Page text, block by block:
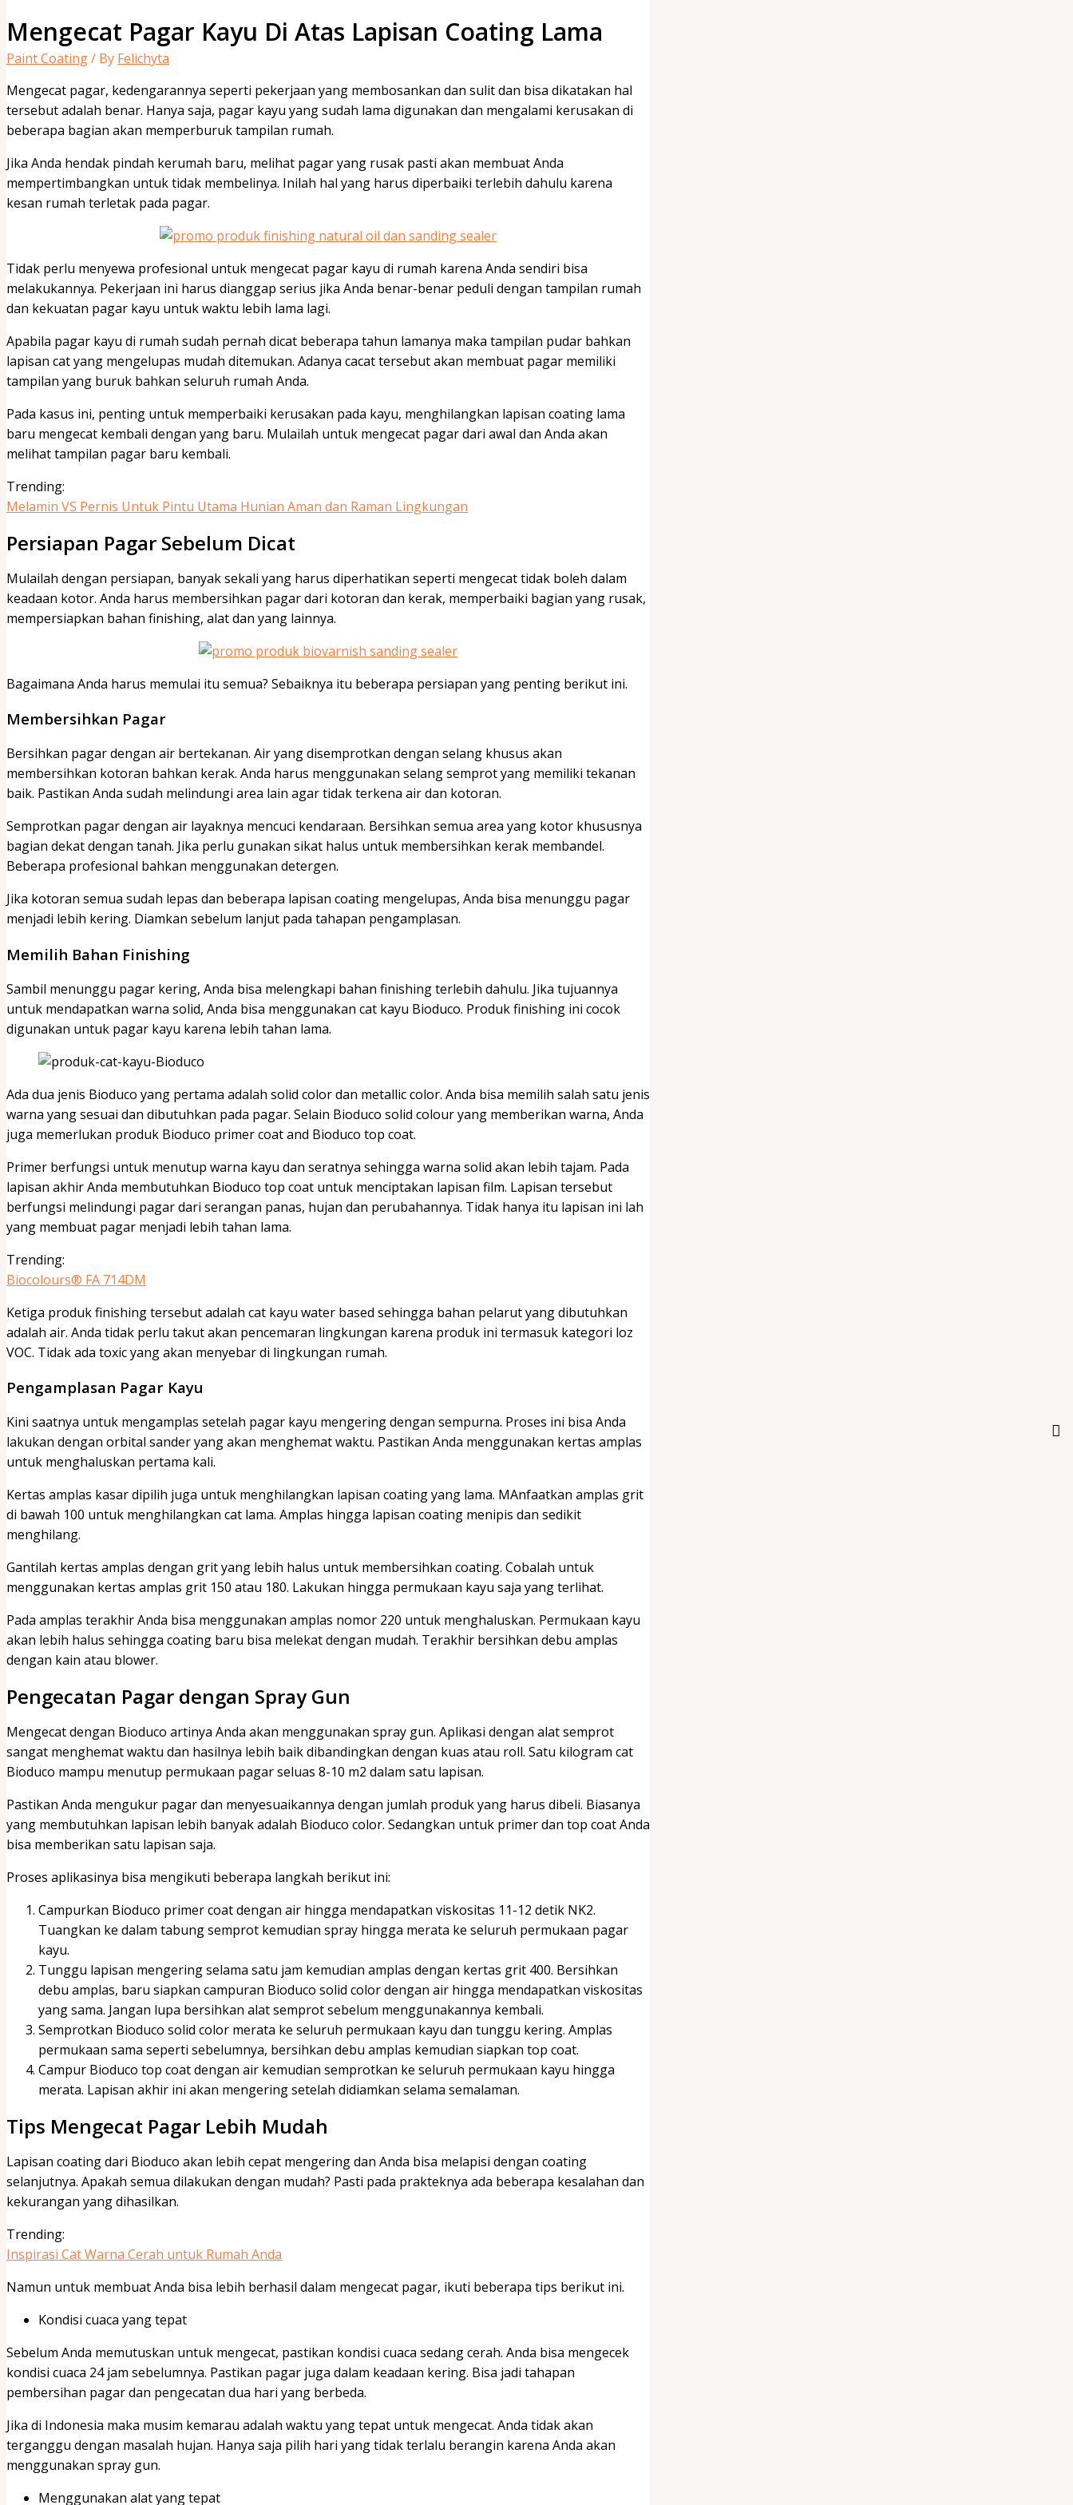
Mengecat Pagar Kayu Di Atas Lapisan Coating Lama
Paint Coating/ By Felichyta
Mengecat pagar, kedengarannya seperti pekerjaan yang membosankan dan sulit dan bisa dikatakan hal
tersebut adalah benar. Hanya saja, pagar kayu yang sudah lama digunakan dan mengalami kerusakan di
beberapa bagian akan memperburuk tampilan rumah.
Jika Anda hendak pindah kerumah baru, melihat pagar yang rusak pasti akan membuat Anda
mempertimbangkan untuk tidak membelinya. Inilah hal yang harus diperbaiki terlebih dahulu karena
kesan rumah terletak pada pagar.
Tidak perlu menyewa profesional untuk mengecat pagar kayu di rumah karena Anda sendiri bisa
melakukannya. Pekerjaan ini harus dianggap serius jika Anda benar-benar peduli dengan tampilan rumah
dan kekuatan pagar kayu untuk waktu lebih lama lagi.
Apabila pagar kayu di rumah sudah pernah dicat beberapa tahun lamanya maka tampilan pudar bahkan
lapisan cat yang mengelupas mudah ditemukan. Adanya cacat tersebut akan membuat pagar memiliki
tampilan yang buruk bahkan seluruh rumah Anda.
Pada kasus ini, penting untuk memperbaiki kerusakan pada kayu, menghilangkan lapisan coating lama
baru mengecat kembali dengan yang baru. Mulailah untuk mengecat pagar dari awal dan Anda akan
melihat tampilan pagar baru kembali.
Trending:
Melamin VS Pernis Untuk Pintu Utama Hunian Aman dan Raman Lingkungan
Persiapan Pagar Sebelum Dicat
Mulailah dengan persiapan, banyak sekali yang harus diperhatikan seperti mengecat tidak boleh dalam
keadaan kotor. Anda harus membersihkan pagar dari kotoran dan kerak, memperbaiki bagian yang rusak,
mempersiapkan bahan finishing, alat dan yang lainnya.
Bagaimana Anda harus memulai itu semua? Sebaiknya itu beberapa persiapan yang penting berikut ini.
Membersihkan Pagar
Bersihkan pagar dengan air bertekanan. Air yang disemprotkan dengan selang khusus akan
membersihkan kotoran bahkan kerak. Anda harus menggunakan selang semprot yang memiliki tekanan
baik. Pastikan Anda sudah melindungi area lain agar tidak terkena air dan kotoran.
Semprotkan pagar dengan air layaknya mencuci kendaraan. Bersihkan semua area yang kotor khususnya
bagian dekat dengan tanah. Jika perlu gunakan sikat halus untuk membersihkan kerak membandel.
Beberapa profesional bahkan menggunakan detergen.
Jika kotoran semua sudah lepas dan beberapa lapisan coating mengelupas, Anda bisa menunggu pagar
menjadi lebih kering. Diamkan sebelum lanjut pada tahapan pengamplasan.
Memilih Bahan Finishing
Sambil menunggu pagar kering, Anda bisa melengkapi bahan finishing terlebih dahulu. Jika tujuannya
untuk mendapatkan warna solid, Anda bisa menggunakan cat kayu Bioduco. Produk finishing ini cocok
digunakan untuk pagar kayu karena lebih tahan lama.
Ada dua jenis Bioduco yang pertama adalah solid color dan metallic color. Anda bisa memilih salah satu jenis
warna yang sesuai dan dibutuhkan pada pagar. Selain Bioduco solid colour yang memberikan warna, Anda
juga memerlukan produk Bioduco primer coat and Bioduco top coat.
Primer berfungsi untuk menutup warna kayu dan seratnya sehingga warna solid akan lebih tajam. Pada
lapisan akhir Anda membutuhkan Bioduco top coat untuk menciptakan lapisan film. Lapisan tersebut
berfungsi melindungi pagar dari serangan panas, hujan dan perubahannya. Tidak hanya itu lapisan ini lah
yang membuat pagar menjadi lebih tahan lama.
Trending:
Biocolours® FA 714DM
Ketiga produk finishing tersebut adalah cat kayu water based sehingga bahan pelarut yang dibutuhkan
adalah air. Anda tidak perlu takut akan pencemaran lingkungan karena produk ini termasuk kategori loz
VOC. Tidak ada toxic yang akan menyebar di lingkungan rumah.
Pengamplasan Pagar Kayu
Kini saatnya untuk mengamplas setelah pagar kayu mengering dengan sempurna. Proses ini bisa Anda
lakukan dengan orbital sander yang akan menghemat waktu. Pastikan Anda menggunakan kertas amplas
untuk menghaluskan pertama kali.
Kertas amplas kasar dipilih juga untuk menghilangkan lapisan coating yang lama. MAnfaatkan amplas grit
di bawah 100 untuk menghilangkan cat lama. Amplas hingga lapisan coating menipis dan sedikit
menghilang.
Gantilah kertas amplas dengan grit yang lebih halus untuk membersihkan coating. Cobalah untuk
menggunakan kertas amplas grit 150 atau 180. Lakukan hingga permukaan kayu saja yang terlihat.
Pada amplas terakhir Anda bisa menggunakan amplas nomor 220 untuk menghaluskan. Permukaan kayu
akan lebih halus sehingga coating baru bisa melekat dengan mudah. Terakhir bersihkan debu amplas
dengan kain atau blower.
Pengecatan Pagar dengan Spray Gun
Mengecat dengan Bioduco artinya Anda akan menggunakan spray gun. Aplikasi dengan alat semprot
sangat menghemat waktu dan hasilnya lebih baik dibandingkan dengan kuas atau roll. Satu kilogram cat
Bioduco mampu menutup permukaan pagar seluas 8-10 m2 dalam satu lapisan.
Pastikan Anda mengukur pagar dan menyesuaikannya dengan jumlah produk yang harus dibeli. Biasanya
yang membutuhkan lapisan lebih banyak adalah Bioduco color. Sedangkan untuk primer dan top coat Anda
bisa memberikan satu lapisan saja.
Proses aplikasinya bisa mengikuti beberapa langkah berikut ini:
Campurkan Bioduco primer coat dengan air hingga mendapatkan viskositas 11-12 detik NK2.
Tuangkan ke dalam tabung semprot kemudian spray hingga merata ke seluruh permukaan pagar
kayu.
Tunggu lapisan mengering selama satu jam kemudian amplas dengan kertas grit 400. Bersihkan
debu amplas, baru siapkan campuran Bioduco solid color dengan air hingga mendapatkan viskositas
yang sama. Jangan lupa bersihkan alat semprot sebelum menggunakannya kembali.
Semprotkan Bioduco solid color merata ke seluruh permukaan kayu dan tunggu kering. Amplas
permukaan sama seperti sebelumnya, bersihkan debu amplas kemudian siapkan top coat.
Campur Bioduco top coat dengan air kemudian semprotkan ke seluruh permukaan kayu hingga
merata. Lapisan akhir ini akan mengering setelah didiamkan selama semalaman.
Tips Mengecat Pagar Lebih Mudah
Lapisan coating dari Bioduco akan lebih cepat mengering dan Anda bisa melapisi dengan coating
selanjutnya. Apakah semua dilakukan dengan mudah? Pasti pada prakteknya ada beberapa kesalahan dan
kekurangan yang dihasilkan.
Trending:
Inspirasi Cat Warna Cerah untuk Rumah Anda
Namun untuk membuat Anda bisa lebih berhasil dalam mengecat pagar, ikuti beberapa tips berikut ini.
Kondisi cuaca yang tepat
Sebelum Anda memutuskan untuk mengecat, pastikan kondisi cuaca sedang cerah. Anda bisa mengecek
kondisi cuaca 24 jam sebelumnya. Pastikan pagar juga dalam keadaan kering. Bisa jadi tahapan
pembersihan pagar dan pengecatan dua hari yang berbeda.
Jika di Indonesia maka musim kemarau adalah waktu yang tepat untuk mengecat. Anda tidak akan
terganggu dengan masalah hujan. Hanya saja pilih hari yang tidak terlalu berangin karena Anda akan
menggunakan spray gun.
Menggunakan alat yang tepat